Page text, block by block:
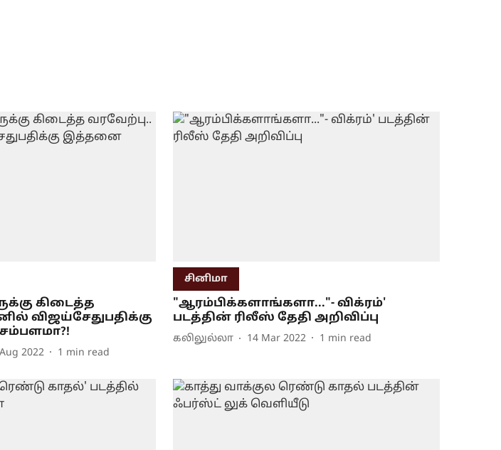
கிடைத்த
விஜய்சேதுபதிக்கு
2022 1 min read
சினிமா
"ஆரம்பிக்களாங்களா..."- விக்ரம்'
படத்தின் ரிலீஸ் தேதி அறிவிப்பு
கலிலுல்லா 14 Mar 2022 1 min read